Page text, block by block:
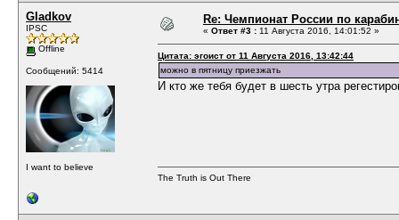
Gladkov
IPSC
Offline
Сообщений: 5414
I want to believe
Re: Чемпионат России по
« Ответ #3 : 11 Августа 2016, 14:01:52 »
Цитата: эгоист от 11 Августа 2016, 13:42:44
можно в пятницу приезжать
И кто же тебя будет в шесть утра
The Truth is Out There